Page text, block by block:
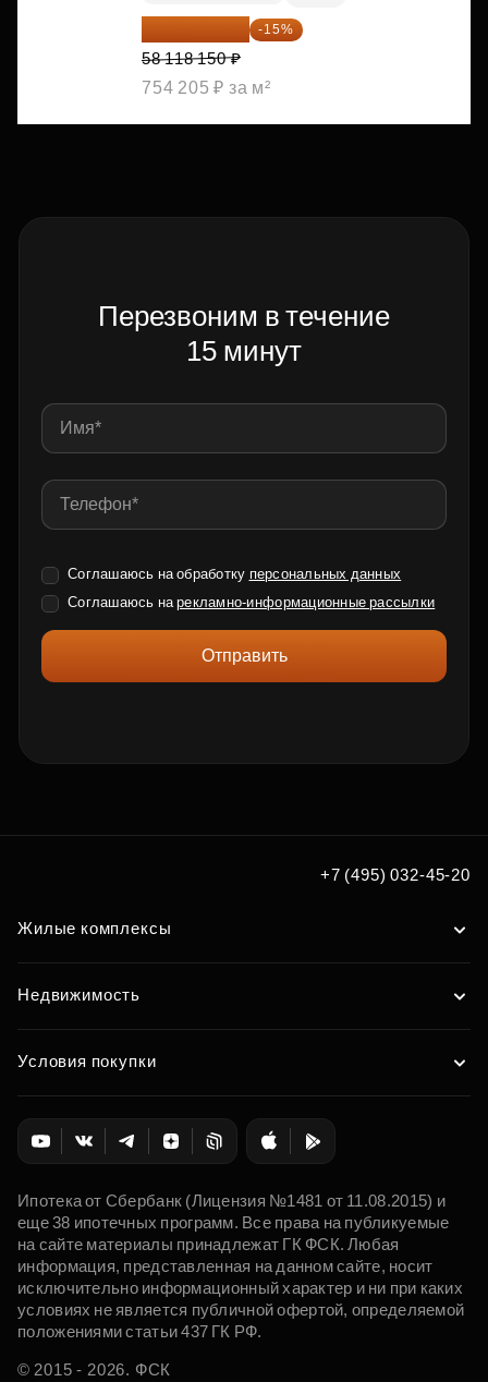
49 400 428 ₽ -15%
58 118 150 ₽
754 205 ₽ за м²
Перезвоним в течение
15 минут
Соглашаюсь на обработку персональных данных
Соглашаюсь нарекламно-информационные рассылки
Отправить
+7 (495) 032-45-20
Жилые комплексы
Недвижимость
Условия покупки
Ипотека от Сбербанк (Лицензия №1481 от 11.08.2015) и
еще 38 ипотечных программ. Все права на публикуемые
на сайте материалы принадлежат ГК ФСК. Любая
информация, представленная на данном сайте, носит
исключительно информационный характер и ни при каких
условиях не является публичной офертой, определяемой
положениями статьи 437 ГК РФ.
© 2015 - 2026. ФСК